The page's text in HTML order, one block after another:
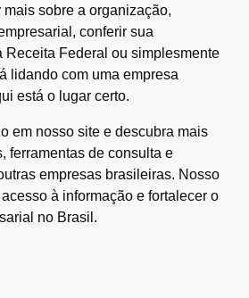
sobre a organização,
conferir sua
Receita Federal ou simplesmente
lidando com uma empresa
está o lugar certo.
em nosso site e descubra mais
ferramentas de consulta e
empresas brasileiras. Nosso
à informação e fortalecer o
no Brasil.